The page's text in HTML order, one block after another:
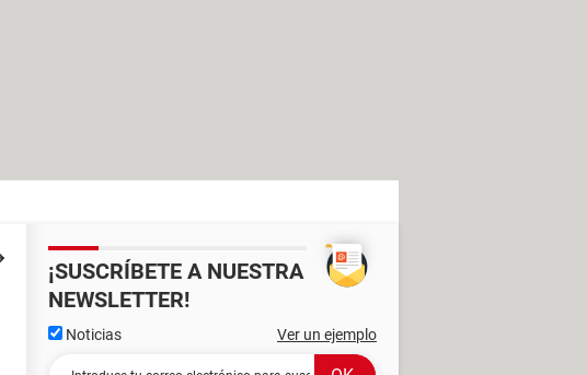
¡SUSCRÍBETE A NUESTRA
NEWSLETTER!
Noticias Ver un ejemplo